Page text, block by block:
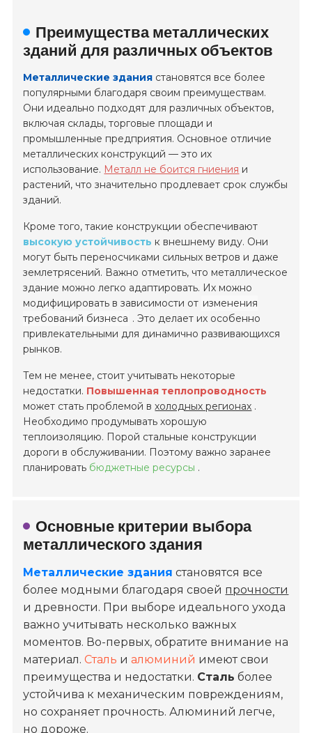
Преимущества металлических
зданий для различных объектов
Металлические здания становятся все более
популярными благодаря своим преимуществам.
Они идеально подходят для различных объектов,
включая склады, торговые площади и
промышленные предприятия. Основное отличие
металлических конструкций — это их
использование. Металл не боится гниения и
растений, что значительно продлевает срок службы
зданий.
Кроме того, такие конструкции обеспечивают
высокую устойчивость к внешнему виду. Они
могут быть переносчиками сильных ветров и даже
землетрясений. Важно отметить, что металлическое
здание можно легко адаптировать. Их можно
модифицировать в зависимости от изменения
требований бизнеса . Это делает их особенно
привлекательными для динамично развивающихся
рынков.
Тем не менее, стоит учитывать некоторые
недостатки. Повышенная теплопроводность
может стать проблемой вхолодных регионах .
Необходимо продумывать хорошую
теплоизоляцию. Порой стальные конструкции
дороги в обслуживании. Поэтому важно заранее
планировать бюджетные ресурсы .
Основные критерии выбора
металлического здания
Металлические здания становятся все
более модными благодаря своей прочности
и древности. При выборе идеального ухода
важно учитывать несколько важных
моментов. Во-первых, обратите внимание на
материал.Сталь иалюминий имеют свои
преимущества и недостатки. Сталь более
устойчива к механическим повреждениям,
но сохраняет прочность. Алюминий легче,
но дороже.